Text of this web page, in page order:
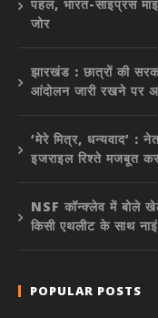
पहल, भारत-साइप्रस
जोर
झारखंड : छात्रों की
आंदोलन जारी रखने पर
‘मेरे मित्र, धन्यवाद’ :
इजराइल रिश्ते मजबूत
NSF कॉन्क्लेव में बोले खेल
किसी एथलीट के साथ
POPULAR POSTS